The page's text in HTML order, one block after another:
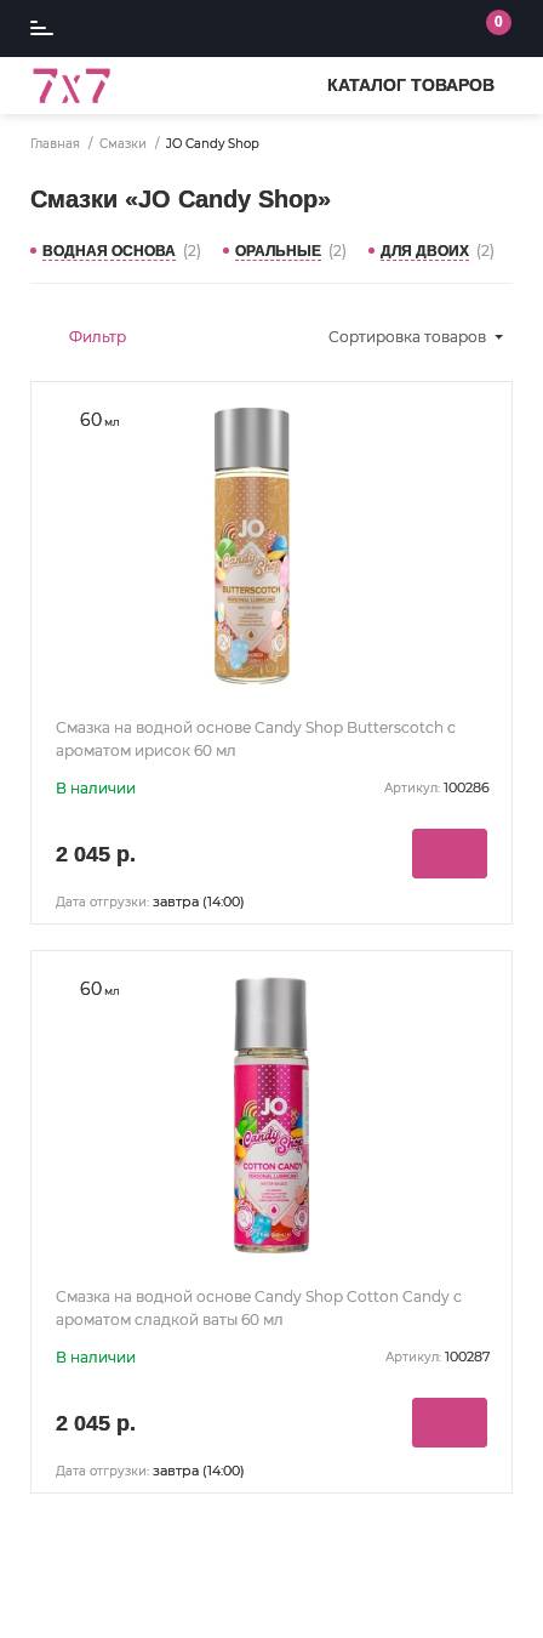
0
КАТАЛОГ ТОВАРОВ
Главная Смазки JO Candy Shop
Смазки «JO Candy Shop»
ВОДНАЯ ОСНОВА (2) ОРАЛЬНЫЕ (2) ДЛЯ ДВОИХ (2)
Фильтр Сортировка товаров
60мл
Смазка на водной основе Candy Shop Butterscotch с
ароматом ирисок 60 мл
В наличии Артикул: 100286
2 045 р.
Дата отгрузки: завтра (14:00)
60мл
Смазка на водной основе Candy Shop Cotton Candy с
ароматом сладкой ваты 60 мл
В наличии Артикул: 100287
2 045 р.
Дата отгрузки: завтра (14:00)